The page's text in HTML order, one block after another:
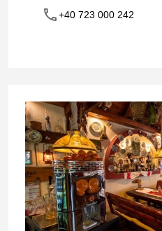
phone+40 723 000 242